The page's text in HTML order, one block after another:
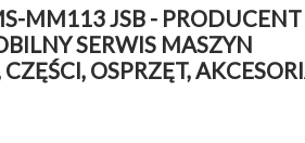
MM113 JSB - PRODUCENT
SERWIS MASZYN
OSPRZĘT,